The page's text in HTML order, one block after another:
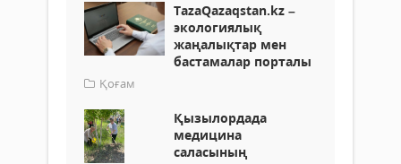
TazaQazaqstan.kz –
экологиялық
жаңалықтар мен
бастамалар порталы
Қоғам
Қызылордада
медицина
саласының